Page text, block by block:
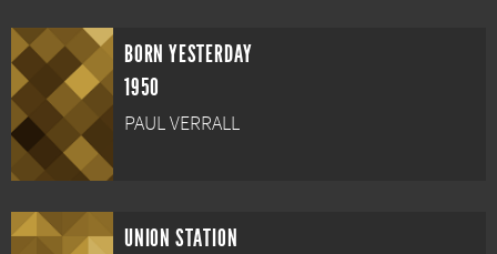
BORN YESTERDAY
1950
PAUL VERRALL
UNION STATION